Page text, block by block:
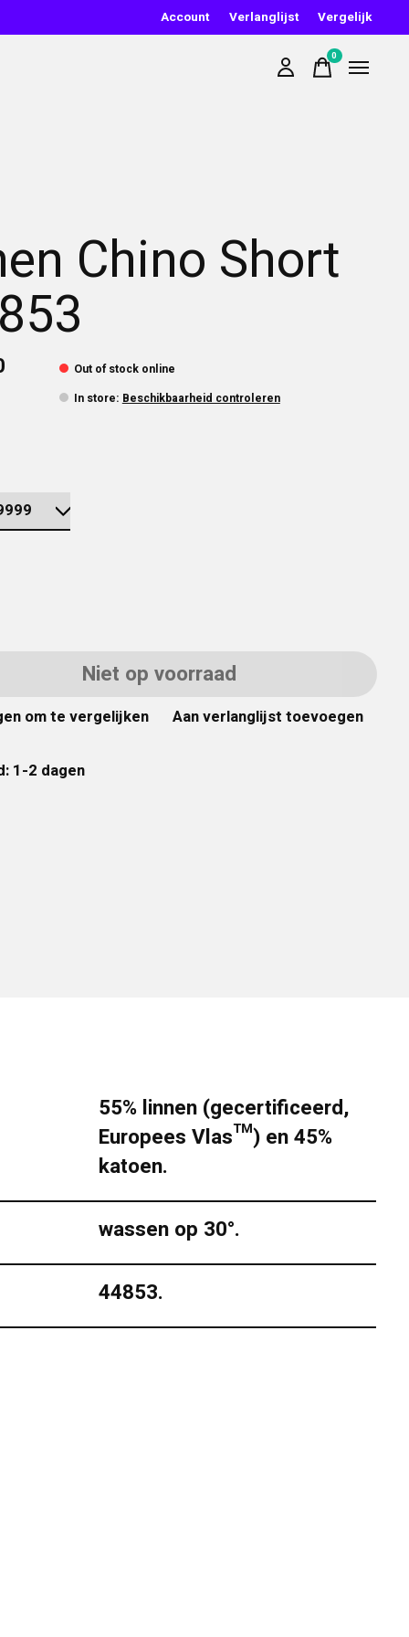
Account Verlanglijst Vergelijk
0items
Chino Short
Out of stock online
In store: Beschikbaarheid controleren
Niet op voorraad
om te vergelijken Aan verlanglijst toevoegen
1-2 dagen
55% linnen (gecertificeerd,
Europees Vlas™) en 45%
katoen.
wassen op 30°.
44853.